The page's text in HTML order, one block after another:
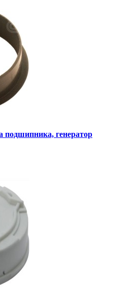
подшипника, генератор